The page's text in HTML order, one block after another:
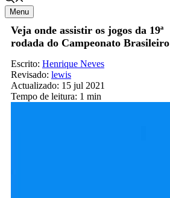
Menu
Veja onde assistir os jogos da 19ª
rodada do Campeonato Brasileiro
Escrito: Henrique Neves
Revisado: lewis
Actualizado: 15 jul 2021
Tempo de leitura: 1 min